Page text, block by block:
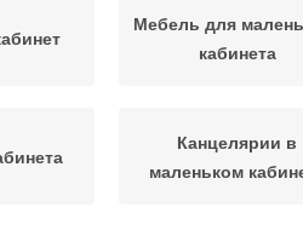
Мебель для
кабинета
Канцелярии в
маленьком